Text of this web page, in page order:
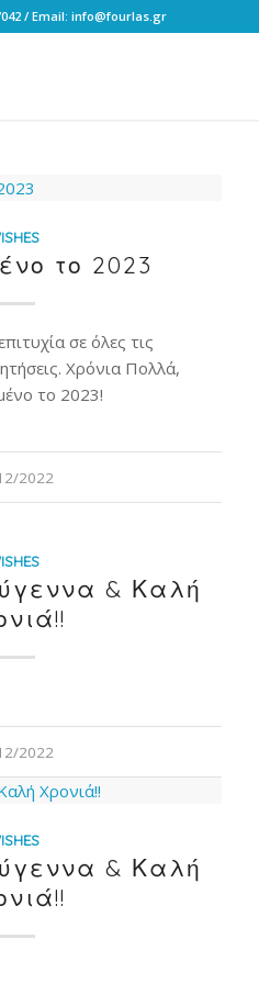
/ Email: info@fourlas.gr
το 2023
σε όλες τις
Χρόνια Πολλά,
το 2023!
2022
& Καλή
2022
& Καλή